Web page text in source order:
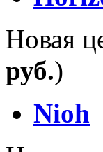
Новая
руб.)
Nioh